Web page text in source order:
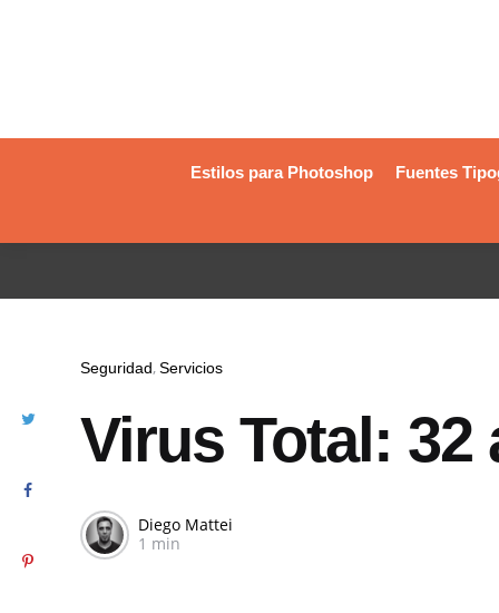
Estilos para Photoshop Fuentes
Seguridad Servicios
Virus Total:
Diego Mattei
1 min